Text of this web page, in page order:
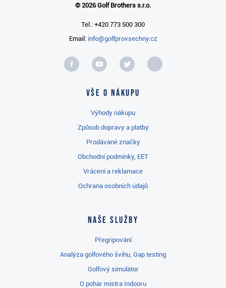
© 2026 Golf Brothers s.r.o.
Tel.: +420 773 500 300
Email: info@golfprovsechny.cz
Vše o nákupu
Výhody nákupu
Způsob dopravy a platby
Prodávané značky
Obchodní podmínky, EET
Vrácení a reklamace
Ochrana osobních údajů
Naše služby
Přegripování
Analýza golfového švihu, Gap testing
Golfový simulátor
O pohár mistra Indooru